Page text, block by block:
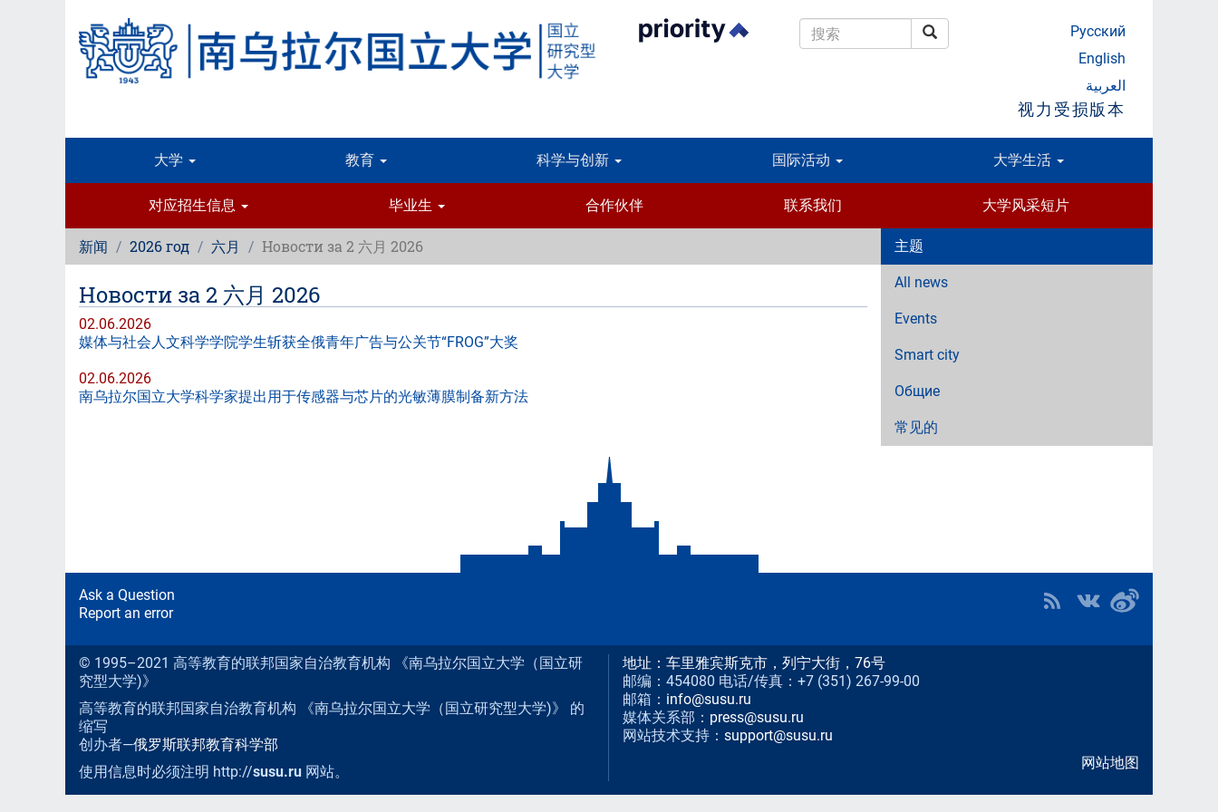
搜索
Русский
English
العربية
视力受损版本
大学 教育 科学与创新 国际活动 大学生活
对应招生信息 毕业生 合作伙伴 联系我们 大学风采短片
新闻 2026 год 六月 Новости за 2 六月 2026
Новости за 2 六月 2026
02.06.2026
媒体与社会人文科学学院学生斩获全俄青年广告与公关节“FROG”大奖
02.06.2026
南乌拉尔国立大学科学家提出用于传感器与芯片的光敏薄膜制备新方法
主题
All news
Events
Smart city
Общие
常见的
Ask a Question
Report an error
© 1995–2021 高等教育的联邦国家自治教育机构 《南乌拉尔国立大学（国立研
究型大学)》
高等教育的联邦国家自治教育机构 《南乌拉尔国立大学（国立研究型大学)》 的
缩写
创办者—俄罗斯联邦教育科学部
使用信息时必须注明 http://susu.ru 网站。
地址：车里雅宾斯克市，列宁大街，76号
邮编：454080 电话/传真：+7 (351) 267-99-00
邮箱： info@susu.ru
媒体关系部： press@susu.ru
网站技术支持： support@susu.ru
网站地图